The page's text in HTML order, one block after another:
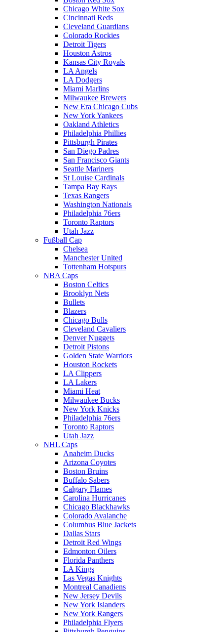
Chicago White Sox
Cincinnati Reds
Cleveland Guardians
Colorado Rockies
Detroit Tigers
Houston Astros
Kansas City Royals
LA Angels
LA Dodgers
Miami Marlins
Milwaukee Brewers
New Era Chicago Cubs
New York Yankees
Oakland Athletics
Philadelphia Phillies
Pittsburgh Pirates
San Diego Padres
San Francisco Giants
Seattle Mariners
St Louise Cardinals
Tampa Bay Rays
Texas Rangers
Washington Nationals
Philadelphia 76ers
Toronto Raptors
Utah Jazz
Fußball Cap
Chelsea
Manchester United
Tottenham Hotspurs
NBA Caps
Boston Celtics
Brooklyn Nets
Bullets
Blazers
Chicago Bulls
Cleveland Cavaliers
Denver Nuggets
Detroit Pistons
Golden State Warriors
Houston Rockets
LA Clippers
LA Lakers
Miami Heat
Milwaukee Bucks
New York Knicks
Philadelphia 76ers
Toronto Raptors
Utah Jazz
NHL Caps
Anaheim Ducks
Arizona Coyotes
Boston Bruins
Buffalo Sabers
Calgary Flames
Carolina Hurricanes
Chicago Blackhawks
Colorado Avalanche
Columbus Blue Jackets
Dallas Stars
Detroit Red Wings
Edmonton Oilers
Florida Panthers
LA Kings
Las Vegas Knights
Montreal Canadiens
New Jersey Devils
New York Islanders
New York Rangers
Philadelphia Flyers